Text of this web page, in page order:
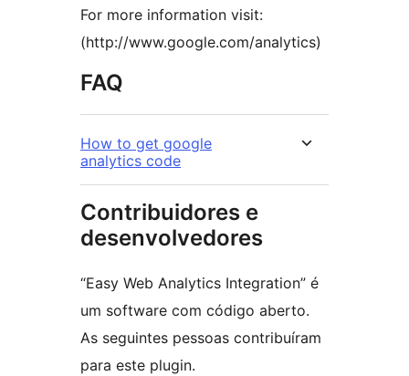
For more information visit:
(http://www.google.com/analytics)
FAQ
How to get google
analytics code
Contribuidores e
desenvolvedores
“Easy Web Analytics Integration” é
um software com código aberto.
As seguintes pessoas contribuíram
para este plugin.